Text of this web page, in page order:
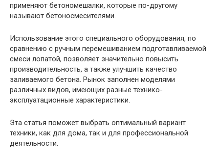
применяют бетономешалки, которые по-другому
называют бетоносмесителями.
Использование этого специального оборудования, по
сравнению с ручным перемешиванием подготавливаемой
смеси лопатой, позволяет значительно повысить
производительность, а также улучшить качество
заливаемого бетона. Рынок заполнен моделями
различных видов, имеющих разные технико-
эксплуатационные характеристики.
Эта статья поможет выбрать оптимальный вариант
техники, как для дома, так и для профессиональной
деятельности.